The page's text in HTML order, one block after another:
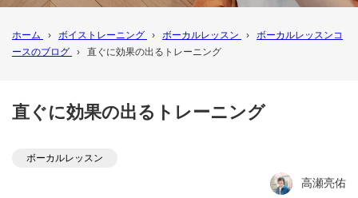
ホーム › ボイストレーニング › ボーカルレッスン ›
ボーカルレッスンコ
ースのブログ
› 直ぐに効果の出るトレーニング
直ぐに効果の出るトレーニング
ボーカルレッスン
高瀬亮佑